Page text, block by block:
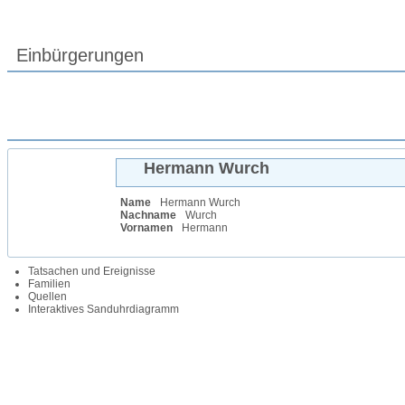
Einbürgerungen
Hermann Wurch
Name Hermann Wurch
Nachname
Wurch
Vornamen
Hermann
Tatsachen und Ereignisse
Familien
Quellen
Interaktives Sanduhrdiagramm